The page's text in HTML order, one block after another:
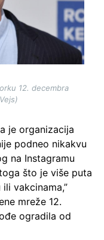
12. decembra
je organizacija
podneo nikakvu
na Instagramu
što je više puta
vakcinama,”
mreže 12.
ogradila od